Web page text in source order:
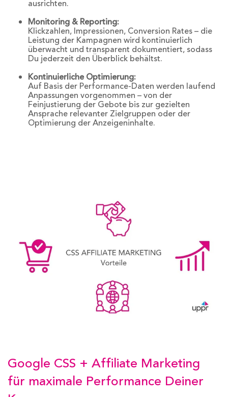
ausrichten.
Monitoring & Reporting:
Klickzahlen, Impressionen, Conversion Rates – die
Leistung der Kampagnen wird kontinuierlich
überwacht und transparent dokumentiert, sodass
Du jederzeit den Überblick behältst.
Kontinuierliche Optimierung:
Auf Basis der Performance-Daten werden laufend
Anpassungen vorgenommen – von der
Feinjustierung der Gebote bis zur gezielten
Ansprache relevanter Zielgruppen oder der
Optimierung der Anzeigeninhalte.
Google CSS + Affiliate Marketing
für maximale Performance Deiner